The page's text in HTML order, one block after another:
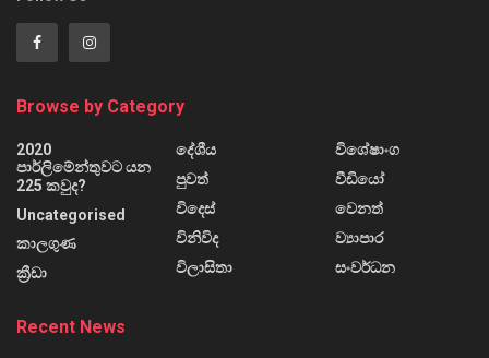
Browse by Category
2020
පාර්ලිමේන්තුවට යන
225 කවුද?
Uncategorised
කාලගුණ
ක්‍රීඩා
දේශීය
පුවත්
විදෙස්
විනිවිද
විලාසිතා
විශේෂාංග
වීඩියෝ
වෙනත්
ව්‍යාපාර
සංවර්ධන
Recent News